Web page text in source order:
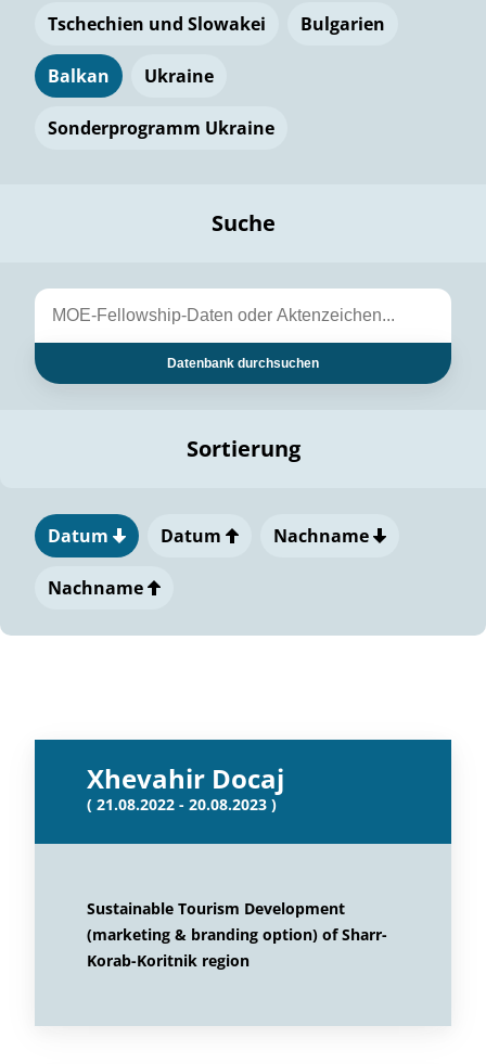
Tschechien und Slowakei Bulgarien
Balkan Ukraine
Sonderprogramm Ukraine
Suche
Datenbank durchsuchen
Sortierung
Datum Datum Nachname
Nachname
Xhevahir Docaj
( 21.08.2022 - 20.08.2023 )
Sustainable Tourism Development
(marketing & branding option) of Sharr-
Korab-Koritnik region